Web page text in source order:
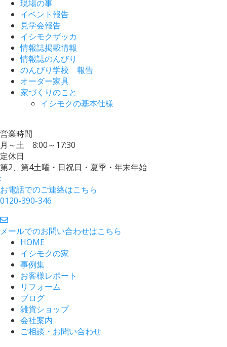
現場の事
イベント報告
見学会報告
イシモクザッカ
情報誌掲載情報
情報誌のんびり
のんびり学校 報告
オーダー家具
家づくりのこと
イシモクの基本仕様
営業時間
月～土 8:00～17:30
定休日
第2、第4土曜・日祝日・夏季・年末年始
:
お電話でのご連絡はこちら
0120-390-346
メールでのお問い合わせはこちら
HOME
イシモクの家
事例集
お客様レポート
リフォーム
ブログ
雑貨ショップ
会社案内
ご相談・お問い合わせ